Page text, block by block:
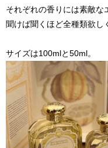
それぞれの香りには素敵な
聞けば聞くほど全種類欲し
サイズは100mlと50ml。